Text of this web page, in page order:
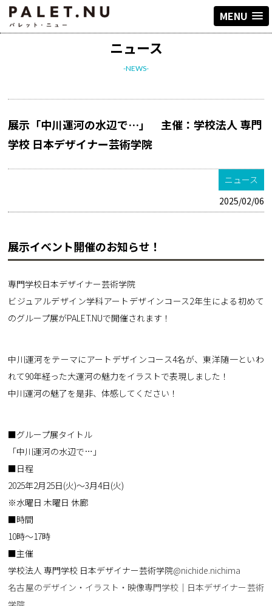
MENU
ニュース
-NEWS-
展示「中川運河の水辺で…」 主催：学校法人 専門
学校 日本デザイナー芸術学院
ニュース
2025/02/06
展示イベント開催のお知らせ！
専門学校日本デザイナー芸術学院
ビジュアルデザイン学科アートデザインコース2年生による初めて
のグループ展がPALET.NUで開催されます！
中川運河をテーマにアートデザインコース4名が、東洋随一といわ
れて90年経った大運河の魅力をイラストで表現しました！
中川運河の魅了を是非、体感してください！
■グループ展タイトル
「中川運河の水辺で…」
■日程
2025年2月25日(火)〜3月4日(火)
※水曜日 木曜日 休廊
■時間
10時〜17時
■主催
学校法人 専門学校 日本デザイナー芸術学院@nichide.nichima
名古屋のデザイン・イラスト・映像専門学校｜日本デザイナー芸術